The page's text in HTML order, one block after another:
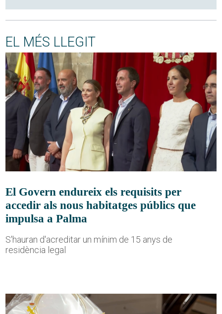
EL MÉS LLEGIT
El Govern endureix els requisits per
accedir als nous habitatges públics que
impulsa a Palma
S'hauran d'acreditar un mínim de 15 anys de
residència legal